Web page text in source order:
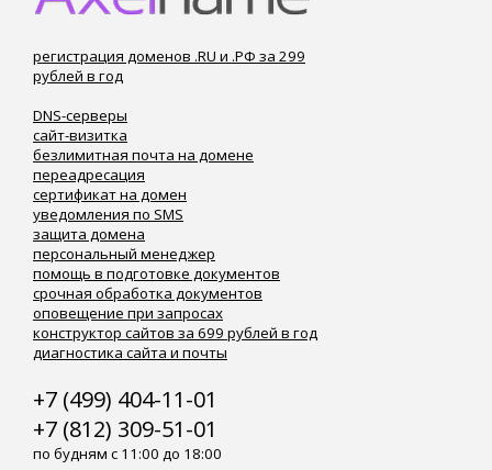
регистрация доменов .RU и .РФ за 299
рублей в год
DNS-серверы
сайт-визитка
безлимитная почта на домене
переадресация
сертификат на домен
уведомления по SMS
защита домена
персональный менеджер
помощь в подготовке документов
срочная обработка документов
оповещение при запросах
конструктор сайтов за 699 рублей в год
диагностика сайта и почты
+7 (499) 404-11-01
+7 (812) 309-51-01
по будням с 11:00 до 18:00